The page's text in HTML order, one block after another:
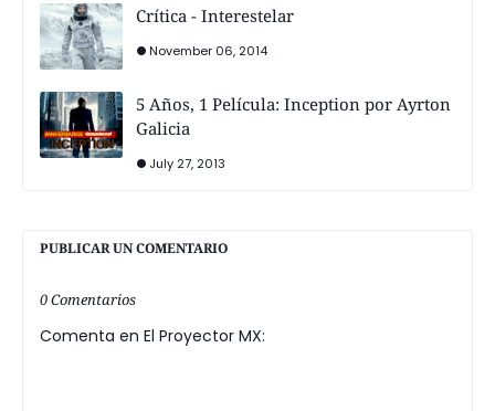
Crítica - Interestelar
November 06, 2014
5 Años, 1 Película: Inception por Ayrton
Galicia
July 27, 2013
PUBLICAR UN COMENTARIO
0 Comentarios
Comenta en El Proyector MX: